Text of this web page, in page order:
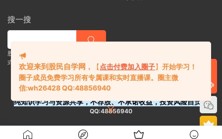
搜一搜
股票 |直播| 外汇| 期货 |金融理财一站
式学习平台
纯知识学习与资源共享，不荐股、不承诺收益，投资风险自负。
QQ:48856940
欢迎来到股民自学网 ， 【 点击付费加入圈子】开始学习！
圈子成员免费学习所有专属课和实时直播课。 圈主微
信:wh26428 QQ:48856940